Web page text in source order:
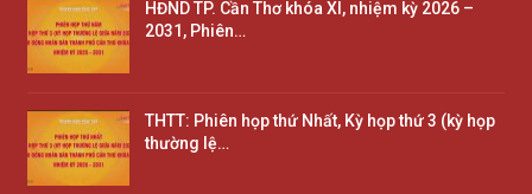
HĐND TP. Cần Thơ khóa XI, nhiệm kỳ 2026 –
2031, Phiên…
THTT: Phiên họp thứ Nhất, Kỳ họp thứ 3 (kỳ họp
thường lệ…